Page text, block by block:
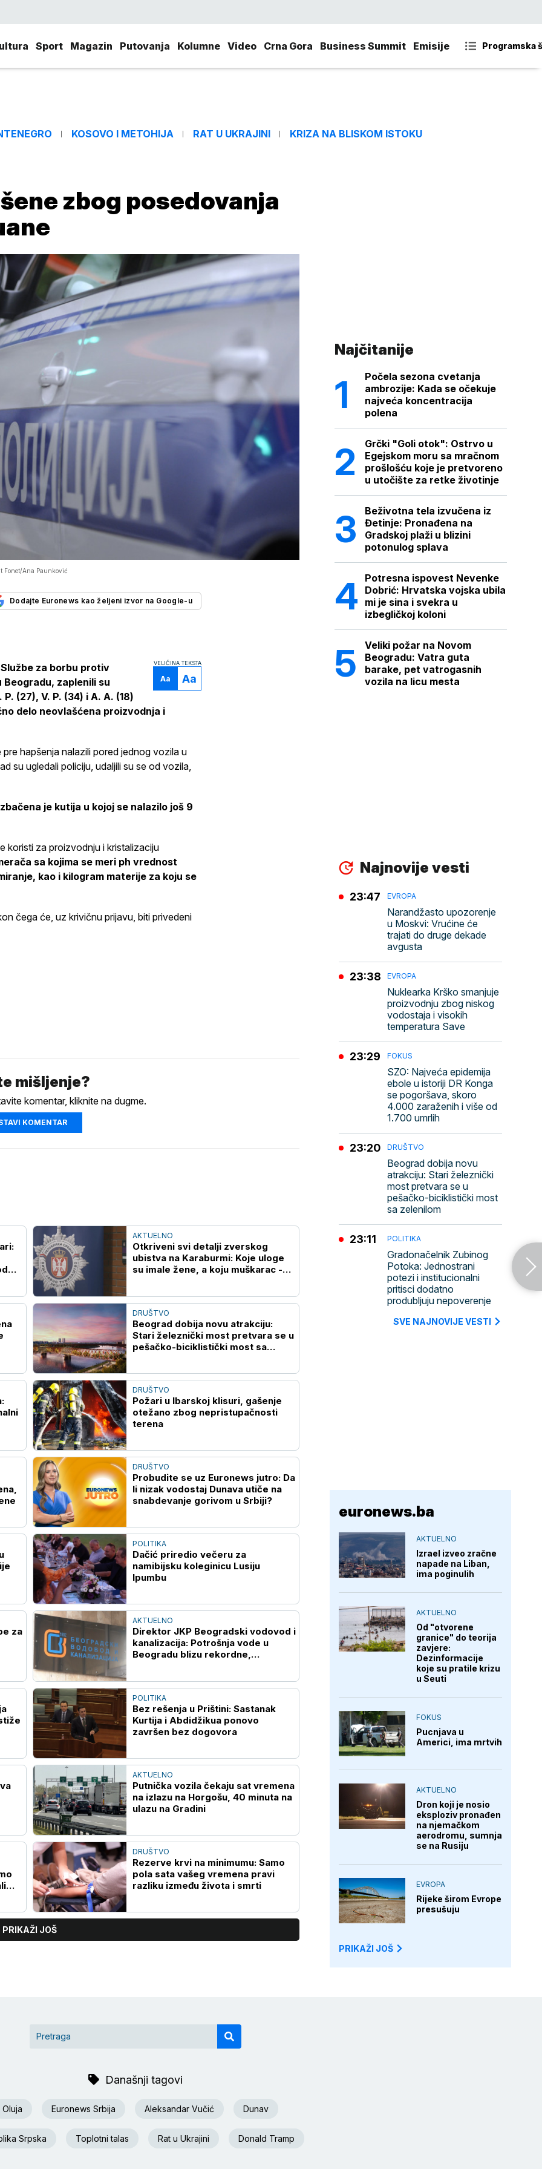
Sport Magazin Putovanja Kolumne Video Crna Gora Business Summit Emisije Programska
KOSOVO I METOHIJA RAT U UKRAJINI KRIZA NA BLISKOM ISTOKU
zbog posedovanja
Fonet/Ana Paunković
Dodajte Euronews kao željeni izvor na Google-u
VELIČINA TEKSTA
Aa Aa
za borbu protiv
zaplenili su
(27), V. P. (34) i A. A. (18)
delo neovlašćena proizvodnja i
hapšenja nalazili pored jednog vozila u
su ugledali policiju, udaljili su se od vozila,
je kutija u kojoj se nalazilo još 9
koristi za proizvodnju i kristalizaciju
sa kojima se meri ph vrednost
kao i kilogram materije za koju se
čega će, uz krivičnu prijavu, biti privedeni
mišljenje?
komentar, kliknite na dugme.
KOMENTAR
AKTUELNO
Otkriveni svi detalji zverskog
ubistva na Karaburmi: Koje uloge
su imale žene, a koju muškarac -
DRUŠTVO
Beograd dobija novu atrakciju:
Stari železnički most pretvara se u
pešačko-biciklistički most sa
DRUŠTVO
Požari u Ibarskoj klisuri, gašenje
otežano zbog nepristupačnosti
terena
DRUŠTVO
Probudite se uz Euronews jutro: Da
li nizak vodostaj Dunava utiče na
snabdevanje gorivom u Srbiji?
POLITIKA
Dačić priredio večeru za
namibijsku koleginicu Lusiju
Ipumbu
za
AKTUELNO
Direktor JKP Beogradski vodovod i
kanalizacija: Potrošnja vode u
Beogradu blizu rekordne,
POLITIKA
Bez rešenja u Prištini: Sastanak
Kurtija i Abdidžikua ponovo
završen bez dogovora
AKTUELNO
Putnička vozila čekaju sat vremena
na izlazu na Horgošu, 40 minuta na
ulazu na Gradini
DRUŠTVO
Rezerve krvi na minimumu: Samo
pola sata vašeg vremena pravi
razliku između života i smrti
PRIKAŽI JOŠ
Najčitanije
Počela sezona cvetanja
ambrozije: Kada se očekuje
najveća koncentracija
polena
Grčki "Goli otok": Ostrvo u
Egejskom moru sa mračnom
prošlošću koje je pretvoreno
u utočište za retke životinje
Beživotna tela izvučena iz
Đetinje: Pronađena na
Gradskoj plaži u blizini
potonulog splava
Potresna ispovest Nevenke
Dobrić: Hrvatska vojska ubila
mi je sina i svekra u
izbegličkoj koloni
Veliki požar na Novom
Beogradu: Vatra guta
barake, pet vatrogasnih
vozila na licu mesta
Najnovije vesti
EVROPA
Narandžasto upozorenje
u Moskvi: Vrućine će
trajati do druge dekade
avgusta
23:47
EVROPA
Nuklearka Krško smanjuje
proizvodnju zbog niskog
vodostaja i visokih
temperatura Save
23:38
FOKUS
SZO: Najveća epidemija
ebole u istoriji DR Konga
se pogoršava, skoro
4.000 zaraženih i više od
1.700 umrlih
23:29
DRUŠTVO
Beograd dobija novu
atrakciju: Stari železnički
most pretvara se u
pešačko-biciklistički most
sa zelenilom
23:20
POLITIKA
Gradonačelnik Zubinog
Potoka: Jednostrani
potezi i institucionalni
pritisci dodatno
produbljuju nepoverenje
23:11
SVE NAJNOVIJE VESTI
euronews.ba
AKTUELNO
Izrael izveo zračne
napade na Liban,
ima poginulih
AKTUELNO
Od "otvorene
granice" do teorija
zavjere:
Dezinformacije
koje su pratile krizu
u Seuti
FOKUS
Pucnjava u
Americi, ima mrtvih
AKTUELNO
Dron koji je nosio
eksploziv pronađen
na njemačkom
aerodromu, sumnja
se na Rusiju
EVROPA
Rijeke širom Evrope
presušuju
PRIKAŽI JOŠ
Današnji tagovi
Oluja Euronews Srbija Aleksandar Vučić Dunav
Srpska Toplotni talas Rat u Ukrajini Donald Tramp